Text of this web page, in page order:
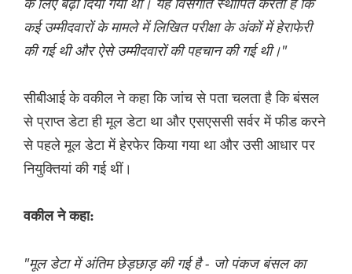
कई उम्मीदवारों के मामले में लिखित परीक्षा के अंकों में हेराफेरी
की गई थी और ऐसे उम्मीदवारों की पहचान की गई थी।"
सीबीआई के वकील ने कहा कि जांच से पता चलता है कि बंसल
से प्राप्त डेटा ही मूल डेटा था और एसएससी सर्वर में फीड करने
से पहले मूल डेटा में हेरफेर किया गया था और उसी आधार पर
नियुक्तियां की गई थीं।
वकील ने कहा:
"मूल डेटा में अंतिम छेड़छाड़ की गई है - जो पंकज बंसल का